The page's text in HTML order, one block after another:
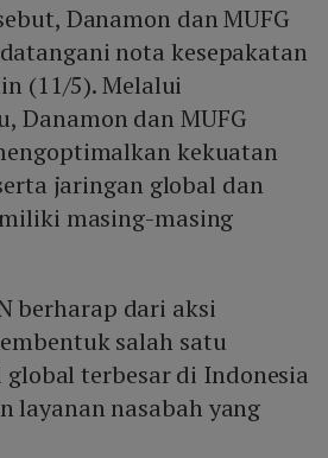
Danamon dan MUFG
nota kesepakatan
(11/5). Melalui
Danamon dan MUFG
kekuatan
jaringan global dan
masing-masing
berharap dari aksi
salah satu
terbesar di Indonesia
layanan nasabah yang